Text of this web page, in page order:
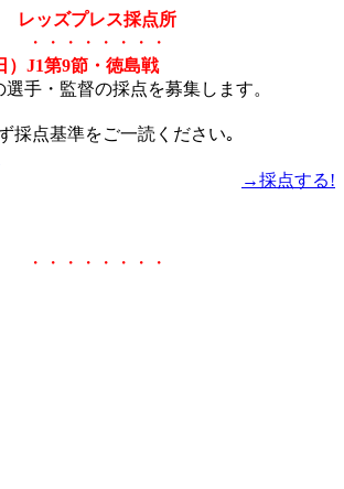
レッズプレス採点所
・・・・・・・・
）J1第9節・徳島戦
手・監督の採点を募集します。
採点基準をご一読ください｡
→採点する!
・・・・・・・・